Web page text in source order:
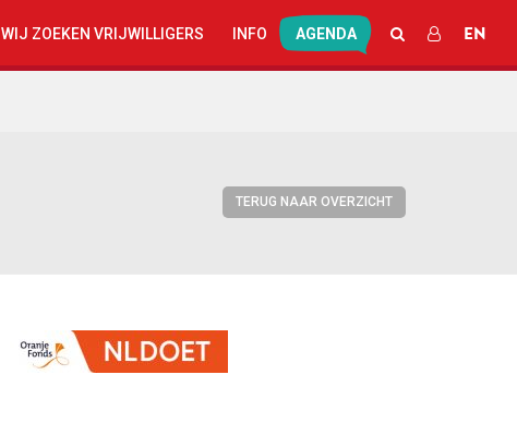
ZOEKENINLOGGEN
EN
WIJ ZOEKEN VRIJWILLIGERS INFO AGENDA
TERUG NAAR OVERZICHT